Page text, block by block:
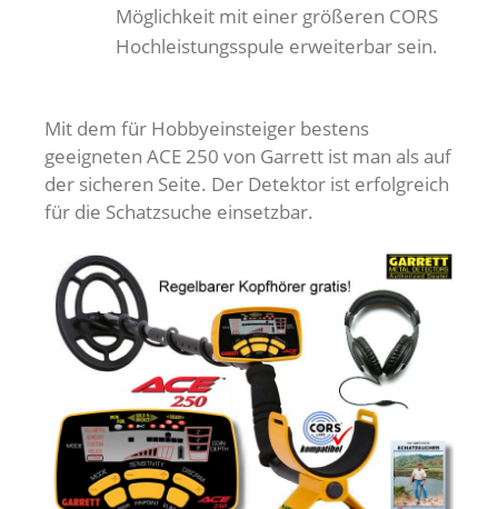
Möglichkeit mit einer größeren CORS
Hochleistungsspule erweiterbar sein.
Mit dem für Hobbyeinsteiger bestens
geeigneten ACE 250 von Garrett ist man als auf
der sicheren Seite. Der Detektor ist erfolgreich
für die Schatzsuche einsetzbar.